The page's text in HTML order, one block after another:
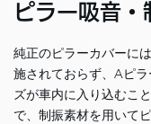
ピラー吸音・
純正のピラーカバーに
施されておらず、Aピ
ズが車内に入り込むこ
で、制振素材を用いて